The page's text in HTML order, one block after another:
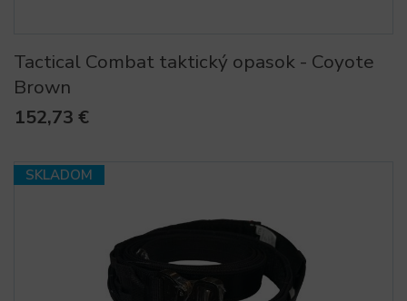
Tactical Combat taktický opasok - Coyote
Brown
152,73 €
SKLADOM